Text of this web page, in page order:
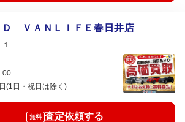
Ｄ ＶＡＮＬＩＦＥ春日井店
00
(1日・祝日は除く)
無料 査定依頼する